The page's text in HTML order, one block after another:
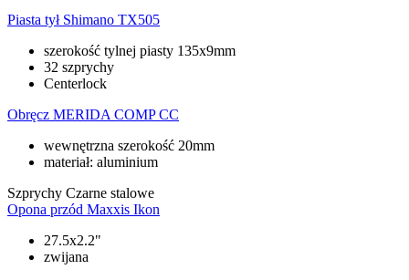
Piasta tył Shimano TX505
szerokość tylnej piasty 135x9mm
32 szprychy
Centerlock
Obręcz MERIDA COMP CC
wewnętrzna szerokość 20mm
materiał: aluminium
Szprychy Czarne stalowe
Opona przód Maxxis Ikon
27.5x2.2"
zwijana